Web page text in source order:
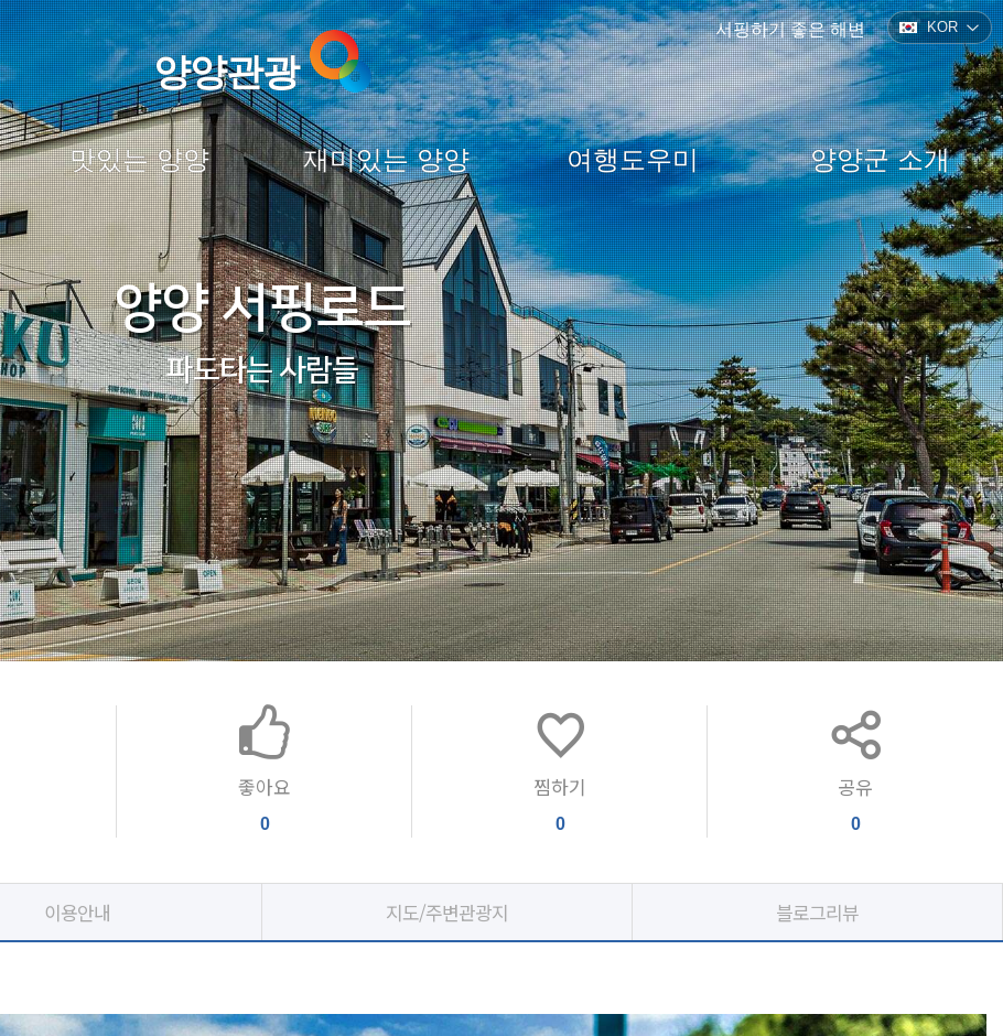
서핑하기 좋은 해변 KOR
양양관광
맛있는 양양 재미있는 양양 여행도우미 양양군 소개
양양 서핑로드
파도타는 사람들
좋아요
0
찜하기
0
공유
0
이용안내 지도/주변관광지 블로그리뷰